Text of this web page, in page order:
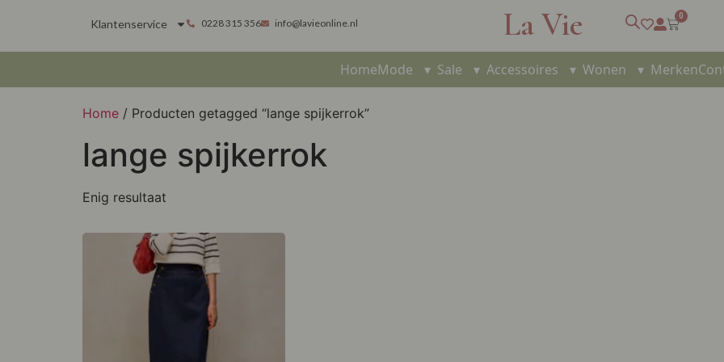
Klantenservice 0228 315 356 info@lavieonline.nl La Vie 0
HomeMode ▾ Sale ▾ Accessoires ▾ Wonen ▾ Merken
Home / Producten getagged “lange spijkerrok”
lange spijkerrok
Enig resultaat